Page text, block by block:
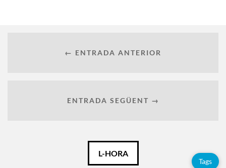
← ENTRADA ANTERIOR
ENTRADA SEGÜENT →
L-HORA
Tags